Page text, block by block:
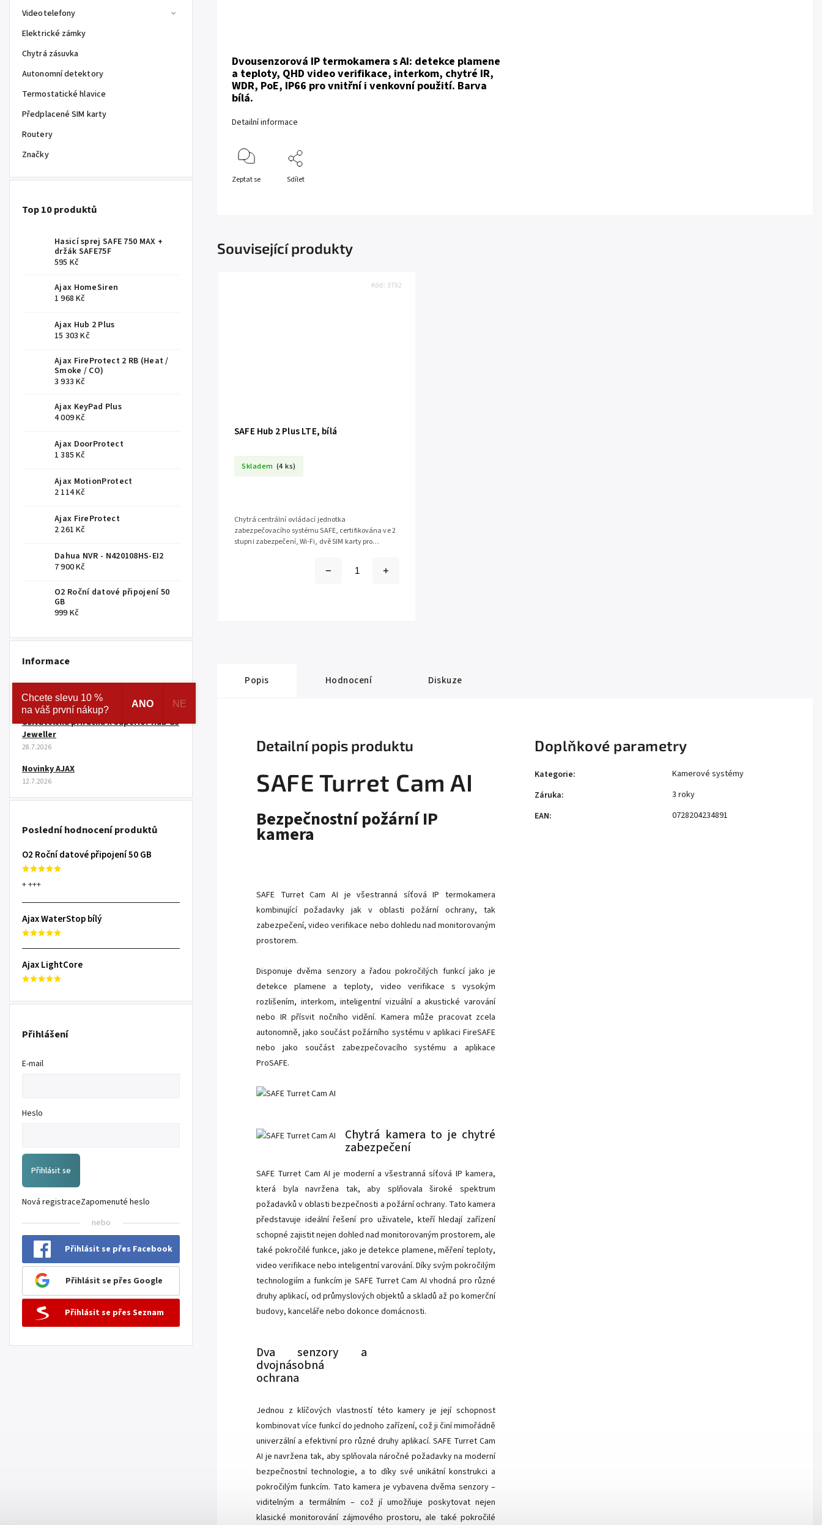
Videotelefony
Elektrické zámky
Chytrá zásuvka
Autonomní detektory
Termostatické hlavice
Předplacené SIM karty
Routery
Značky
Top 10 produktů
Hasicí sprej SAFE 750 MAX +
držák SAFE75F
595 Kč
Ajax HomeSiren
1 968 Kč
Ajax Hub 2 Plus
15 303 Kč
Ajax FireProtect 2 RB (Heat /
Smoke / CO)
3 933 Kč
Ajax KeyPad Plus
4 009 Kč
Ajax DoorProtect
1 385 Kč
Ajax MotionProtect
2 114 Kč
Ajax FireProtect
2 261 Kč
Dahua NVR - N420108HS-EI2
7 900 Kč
O2 Roční datové připojení 50
GB
999 Kč
Informace
7.8.2026
Uživatelská příručka k Superior Hub G3
Jeweller
28.7.2026
Novinky AJAX
12.7.2026
Poslední hodnocení produktů
O2 Roční datové připojení 50 GB
+ +++
Ajax WaterStop bílý
Ajax LightCore
Přihlášení
E-mail
Heslo
Přihlásit se
Nová registraceZapomenuté heslo
nebo
Přihlásit se přes Facebook
Přihlásit se přes Google
Přihlásit se přes Seznam
Dvou­senzorová IP termokamera s AI: detekce plamene
a teploty, QHD video verifikace, interkom, chytré IR,
WDR, PoE, IP66 pro vnitřní i venkovní použití. Barva
bílá.
Detailní informace
Zeptat se Sdílet
Související produkty
SAFE Hub 2 Plus LTE, bílá
Skladem (4 ks)
Chytrá centrální ovládací jednotka
zabezpečovacího systému SAFE, certifikována ve 2
stupni zabezpečení, Wi-Fi, dvě SIM karty pro
Kód: 3792
Popis Hodnocení Diskuze
Detailní popis produktu
SAFE Turret Cam AI
Bezpečnostní požární IP
kamera
SAFE Turret Cam AI je všestranná síťová IP termokamera
kombinující požadavky jak v oblasti požární ochrany, tak
zabezpečení, video verifikace nebo dohledu nad monitorovaným
prostorem.
Disponuje dvěma senzory a řadou pokročilých funkcí jako je
detekce plamene a teploty, video verifikace s vysokým
rozlišením, interkom, inteligentní vizuální a akustické varování
nebo IR přísvit nočního vidění. Kamera může pracovat zcela
autonomně, jako součást požárního systému v aplikaci FireSAFE
nebo jako součást zabezpečovacího systému a aplikace
ProSAFE.
Chytrá kamera to je chytré
zabezpečení
SAFE Turret Cam AI je moderní a všestranná síťová IP kamera,
která byla navržena tak, aby splňovala široké spektrum
požadavků v oblasti bezpečnosti a požární ochrany. Tato kamera
představuje ideální řešení pro uživatele, kteří hledají zařízení
schopné zajistit nejen dohled nad monitorovaným prostorem, ale
také pokročilé funkce, jako je detekce plamene, měření teploty,
video verifikace nebo inteligentní varování. Díky svým pokročilým
technologiím a funkcím je SAFE Turret Cam AI vhodná pro různé
druhy aplikací, od průmyslových objektů a skladů až po komerční
budovy, kanceláře nebo dokonce domácnosti.
Dva senzory a
dvojnásobná
ochrana
Jednou z klíčových vlastností této kamery je její schopnost
kombinovat více funkcí do jednoho zařízení, což ji činí mimořádně
univerzální a efektivní pro různé druhy aplikací. SAFE Turret Cam
AI je navržena tak, aby splňovala náročné požadavky na moderní
bezpečnostní technologie, a to díky své unikátní konstrukci a
pokročilým funkcím. Tato kamera je vybavena dvěma senzory –
viditelným a termálním – což jí umožňuje poskytovat nejen
klasické monitorování zájmového prostoru, ale také pokročilé
Doplňkové parametry
Kategorie:
Kamerové systémy
Záruka:
3 roky
EAN: 0728204234891
Chcete slevu 10 %
na váš první nákup?
ANO NE